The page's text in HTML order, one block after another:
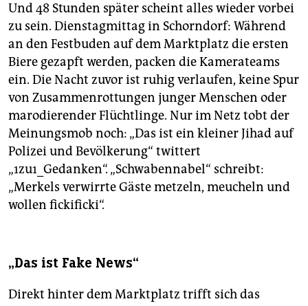
Und 48 Stunden später scheint alles wieder vorbei
zu sein. Dienstagmittag in Schorndorf: Während
an den Festbuden auf dem Marktplatz die ersten
Biere gezapft werden, packen die Kamerateams
ein. Die Nacht zuvor ist ruhig verlaufen, keine Spur
von Zusammenrottungen junger Menschen oder
marodierender Flüchtlinge. Nur im Netz tobt der
Meinungsmob noch: „Das ist ein kleiner Jihad auf
Polizei und Bevölkerung“ twittert
„1zu1_Gedanken“. „Schwabennabel“ schreibt:
„Merkels verwirrte Gäste metzeln, meucheln und
wollen fickificki“.
„Das ist Fake News“
Direkt hinter dem Marktplatz trifft sich das